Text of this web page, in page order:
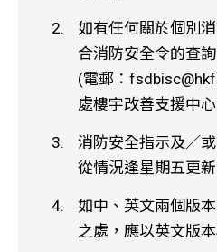
如有任何關於個別
合消防安全令的查
(電郵：
處樓宇改善支援中心
消防安全指示及／
從情況逢星期五更新
如中、英文兩個版
之處，應以英文版本